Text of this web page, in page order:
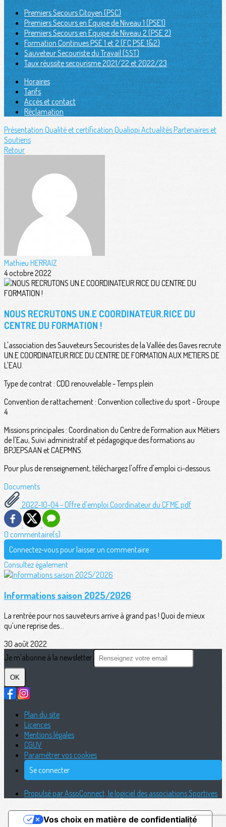
Premiers Secours Citoyen (PSC)
Premiers Secours en Equipe de Niveau 1 (PSE1)
Premiers Secours en Equipe de Niveau 2 (PSE 2)
Formation Continues PSE 1 et 2 (FC PSE 1&2)
Sauveteur Secouriste du Travail (SST)
Taux réussite secourisme 2021/22 et 2022/23
Horaires
Tarifs
Accès et contact
Réclamation
Présentation Qualité et certification Qualiopi ActualitésPartenaires et
Soutiens
Retour
Mathieu HERRAIZ
4 octobre 2022
NOUS RECRUTONS UN.E COORDINATEUR.RICE DU
CENTRE DU FORMATION !
L'association des Sauveteurs Secouristes de la Vallée des Gaves recrute
UN.E COORDINATEUR.RICE DU CENTRE DE FORMATION AUX METIERS DE
L'EAU.
Type de contrat : CDD renouvelable - Temps plein
Convention de rattachement : Convention collective du sport - Groupe
4
Missions principales : Coordination du Centre de Formation aux Métiers
de l'Eau, Suivi administratif et pédagogique des formations au
BPJEPSAAN et CAEPMNS.
Pour plus de renseignement, téléchargez l'offre d'emploi ci-dessous.
Documents
2022-10-04 - Offre d'emploi Coordinateur du CFME.pdf
0 commentaire(s)
Connectez-vous pour laisser un commentaire
Consultez également
Informations saison 2025/2026
La rentrée pour nos sauveteurs arrive à grand pas ! Quoi de mieux
qu’une reprise des...
30 août 2022
Je m'abonne à la newsletter
OK
Plan du site
Licences
Mentions légales
CGUV
Paramétrer vos cookies
Se connecter
Propulsé par AssoConnect, le logiciel des associations Sportives
Vos choix en matière de confidentialité